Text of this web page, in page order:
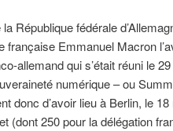
République fédérale
française Emmanuel Macron
allemand qui s’était réuni le
numérique – ou
donc d’avoir lieu à Berlin, le
(dont 250 pour la délégation